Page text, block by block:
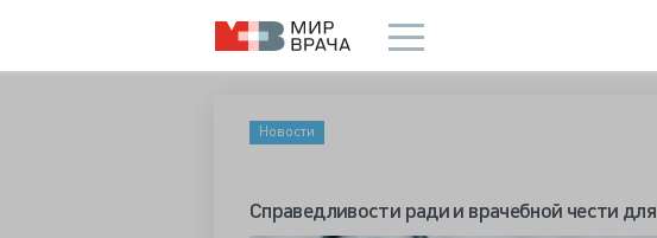
Новости
Справедливости ради и врачебной чести для